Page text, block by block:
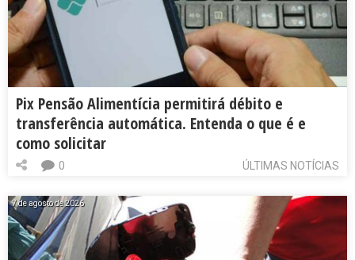
Pix Pensão Alimentícia permitirá débito e
transferência automática. Entenda o que é e
como solicitar
ÚLTIMAS NOTÍCIAS
0
7 de agosto de 2026